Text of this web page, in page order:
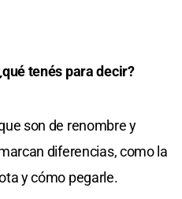
tenés para decir?
son de renombre y
diferencias, como la
y cómo pegarle.